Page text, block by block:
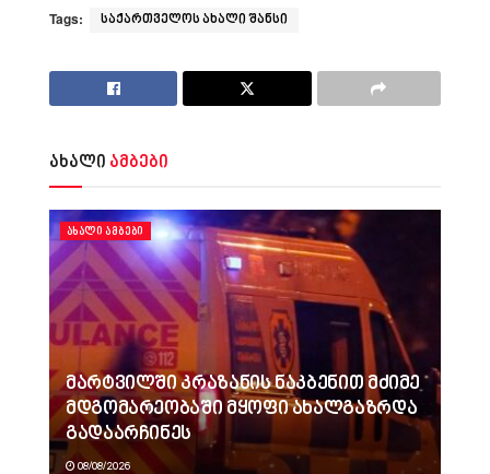
Tags: საქართველოს ახალი შანსი
ახალი ამბები
ᲐᲮᲐᲚᲘ ᲐᲛᲑᲔᲑᲘ
მარტვილში კრაზანის ნაკბენით მძიმე
მდგომარეობაში მყოფი ახალგაზრდა
გადაარჩინეს
08/08/2026